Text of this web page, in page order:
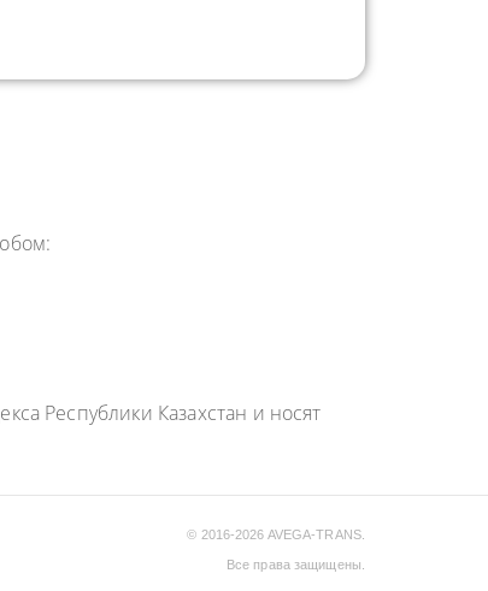
Республики Казахстан и носят
© 2016-2026 AVEGA-TRANS.
Все права защищены.